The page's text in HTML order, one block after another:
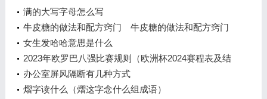
满的大写字母怎么写
牛皮糖的做法和配方窍门 牛皮糖的做法和配方窍门
女生发哈哈意思是什么
2023年欧罗巴八强比赛规则（欧洲杯2024赛程表及结
果）
办公室屏风隔断有几种方式
熠字读什么（熠这字念什么组成语）